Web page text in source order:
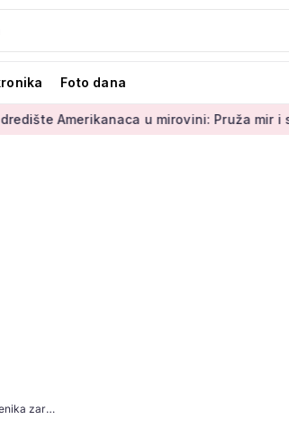
Foto dana
u mirovini: Pruža mir i sigurnost
Mladići se popeli na zgradu kako bi spasili umirovljenika zarobljenog u požaru